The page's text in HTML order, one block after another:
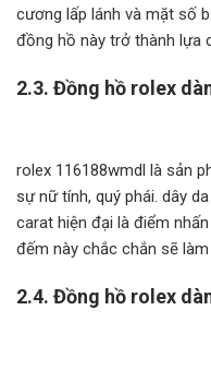
cương lấp lánh và mặt số
đồng hồ này trở thành lựa
2.3. Đồng hồ rolex
rolex 116188wmdl là sản
sự nữ tính, quý phái. dây
carat hiện đại là điểm
đếm này chắc chắn sẽ
2.4. Đồng hồ rolex